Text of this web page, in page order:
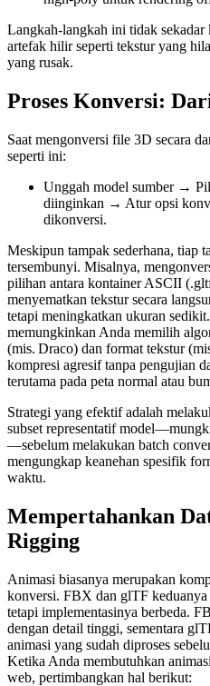
Langkah‑langkah ini tidak sekadar
artefak hilir seperti tekstur yang
yang rusak.
Proses Konversi:
Saat mengonversi file 3D secara
seperti ini:
Unggah model sumber→
diinginkan → Atur opsi
dikonversi.
Meskipun tampak sederhana, tiap
tersembunyi. Misalnya,
pilihan antara kontainer ASCII
menyematkan tekstur secara
tetapi meningkatkan ukuran
memungkinkan Anda memilih
(mis. Draco) dan format tekstur
kompresi agresif tanpa pengujian
terutama pada peta normal atau
Strategi yang efektif adalah
subset representatif
—sebelum melakukan batch
mengungkap keanehan spesifik
waktu.
Mempertahankan
Rigging
Animasi biasanya merupakan
konversi. FBX dan glTF
tetapi implementasinya berbeda.
dengan detail tinggi, sementara
animasi yang sudah diproses
Ketika Anda membutuhkan
web, pertimbangkan hal berikut: